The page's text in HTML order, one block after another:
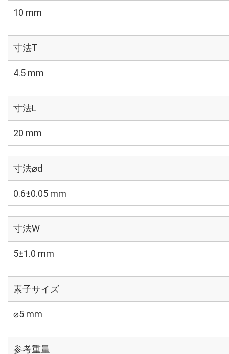
10 mm
寸法T
4.5 mm
寸法L
20 mm
寸法⌀d
0.6±0.05 mm
寸法W
5±1.0 mm
素子サイズ
⌀5 mm
参考重量